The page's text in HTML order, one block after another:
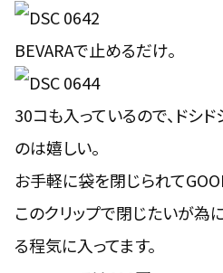
BEVARAで止めるだけ。
30コも入っているので、ドシ
のは嬉しい。
お手軽に袋を閉じられて
このクリップで閉じたいが為
る程気に入ってます。